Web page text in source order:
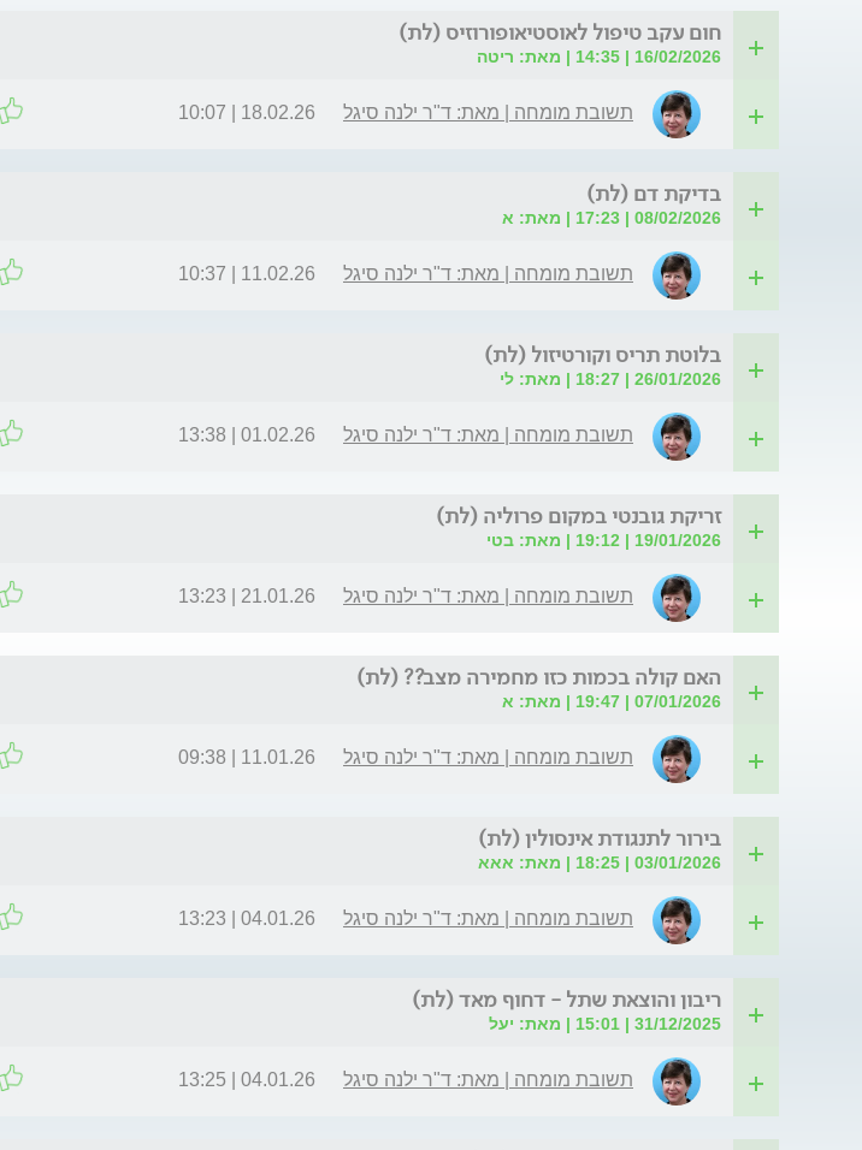
חום עקב טיפול לאוסטיאופורוזיס (לת)
16/02/2026 | 14:35 | מאת: ריטה
תשובת מומחה | מאת: ד"ר ילנה סיגל 18.02.26 | 10:07
בדיקת דם (לת)
08/02/2026 | 17:23 | מאת: א
תשובת מומחה | מאת: ד"ר ילנה סיגל 11.02.26 | 10:37
בלוטת תריס וקורטיזול (לת)
26/01/2026 | 18:27 | מאת: לי
תשובת מומחה | מאת: ד"ר ילנה סיגל 01.02.26 | 13:38
זריקת גובנטי במקום פרוליה (לת)
19/01/2026 | 19:12 | מאת: בטי
תשובת מומחה | מאת: ד"ר ילנה סיגל 21.01.26 | 13:23
האם קולה בכמות כזו מחמירה מצב?? (לת)
07/01/2026 | 19:47 | מאת: א
תשובת מומחה | מאת: ד"ר ילנה סיגל 11.01.26 | 09:38
בירור לתנגודת אינסולין (לת)
03/01/2026 | 18:25 | מאת: אאא
תשובת מומחה | מאת: ד"ר ילנה סיגל 04.01.26 | 13:23
ריבון והוצאת שתל - דחוף מאד (לת)
31/12/2025 | 15:01 | מאת: יעל
תשובת מומחה | מאת: ד"ר ילנה סיגל 04.01.26 | 13:25